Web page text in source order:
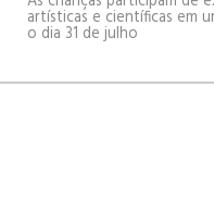
artísticas e científicas em
o dia 31 de julho